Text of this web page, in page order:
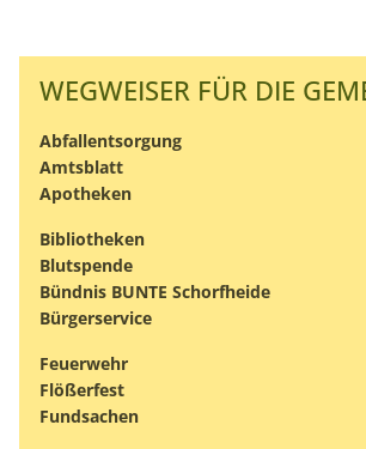
WEGWEISER FÜR DIE
Abfallentsorgung
Amtsblatt
Apotheken
Bibliotheken
Blutspende
Bündnis BUNTE Schorfheide
Bürgerservice
Feuerwehr
Flößerfest
Fundsachen